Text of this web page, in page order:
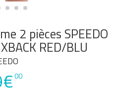
2 pièces SPEEDO
RED/BLU
00